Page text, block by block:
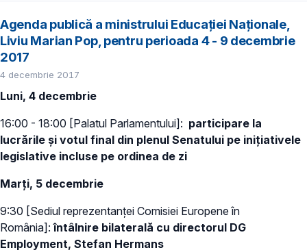
Agenda publică a ministrului Educației Naționale,
Liviu Marian Pop, pentru perioada 4 - 9 decembrie
2017
4 decembrie 2017
Luni, 4 decembrie
16:00 - 18:00 [Palatul Parlamentului]: participare la
lucrările și votul final din plenul Senatului pe inițiativele
legislative incluse pe ordinea de zi
Marți, 5 decembrie
9:30 [Sediul reprezentanței Comisiei Europene în
România]:întâlnire bilaterală cu directorul DG
Employment, Stefan Hermans